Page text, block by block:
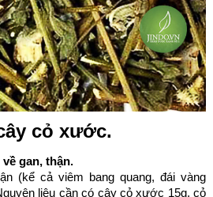
cỏ xước.
gan, thận.
(kể cả viêm bang quang, đái vàng
liệu cần có cây cỏ xước 15g, cỏ